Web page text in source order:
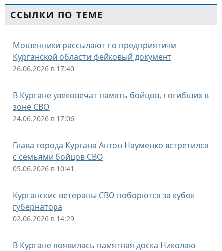
ССЫЛКИ ПО ТЕМЕ
Мошенники рассылают по предприятиям
Курганской области фейковый документ
26.06.2026 в 17:40
В Кургане увековечат память бойцов, погибших в
зоне СВО
24.06.2026 в 17:06
Глава города Кургана Антон Науменко встретился
с семьями бойцов СВО
05.06.2026 в 10:41
Курганские ветераны СВО поборются за кубок
губернатора
02.06.2026 в 14:29
В Кургане появилась памятная доска Николаю